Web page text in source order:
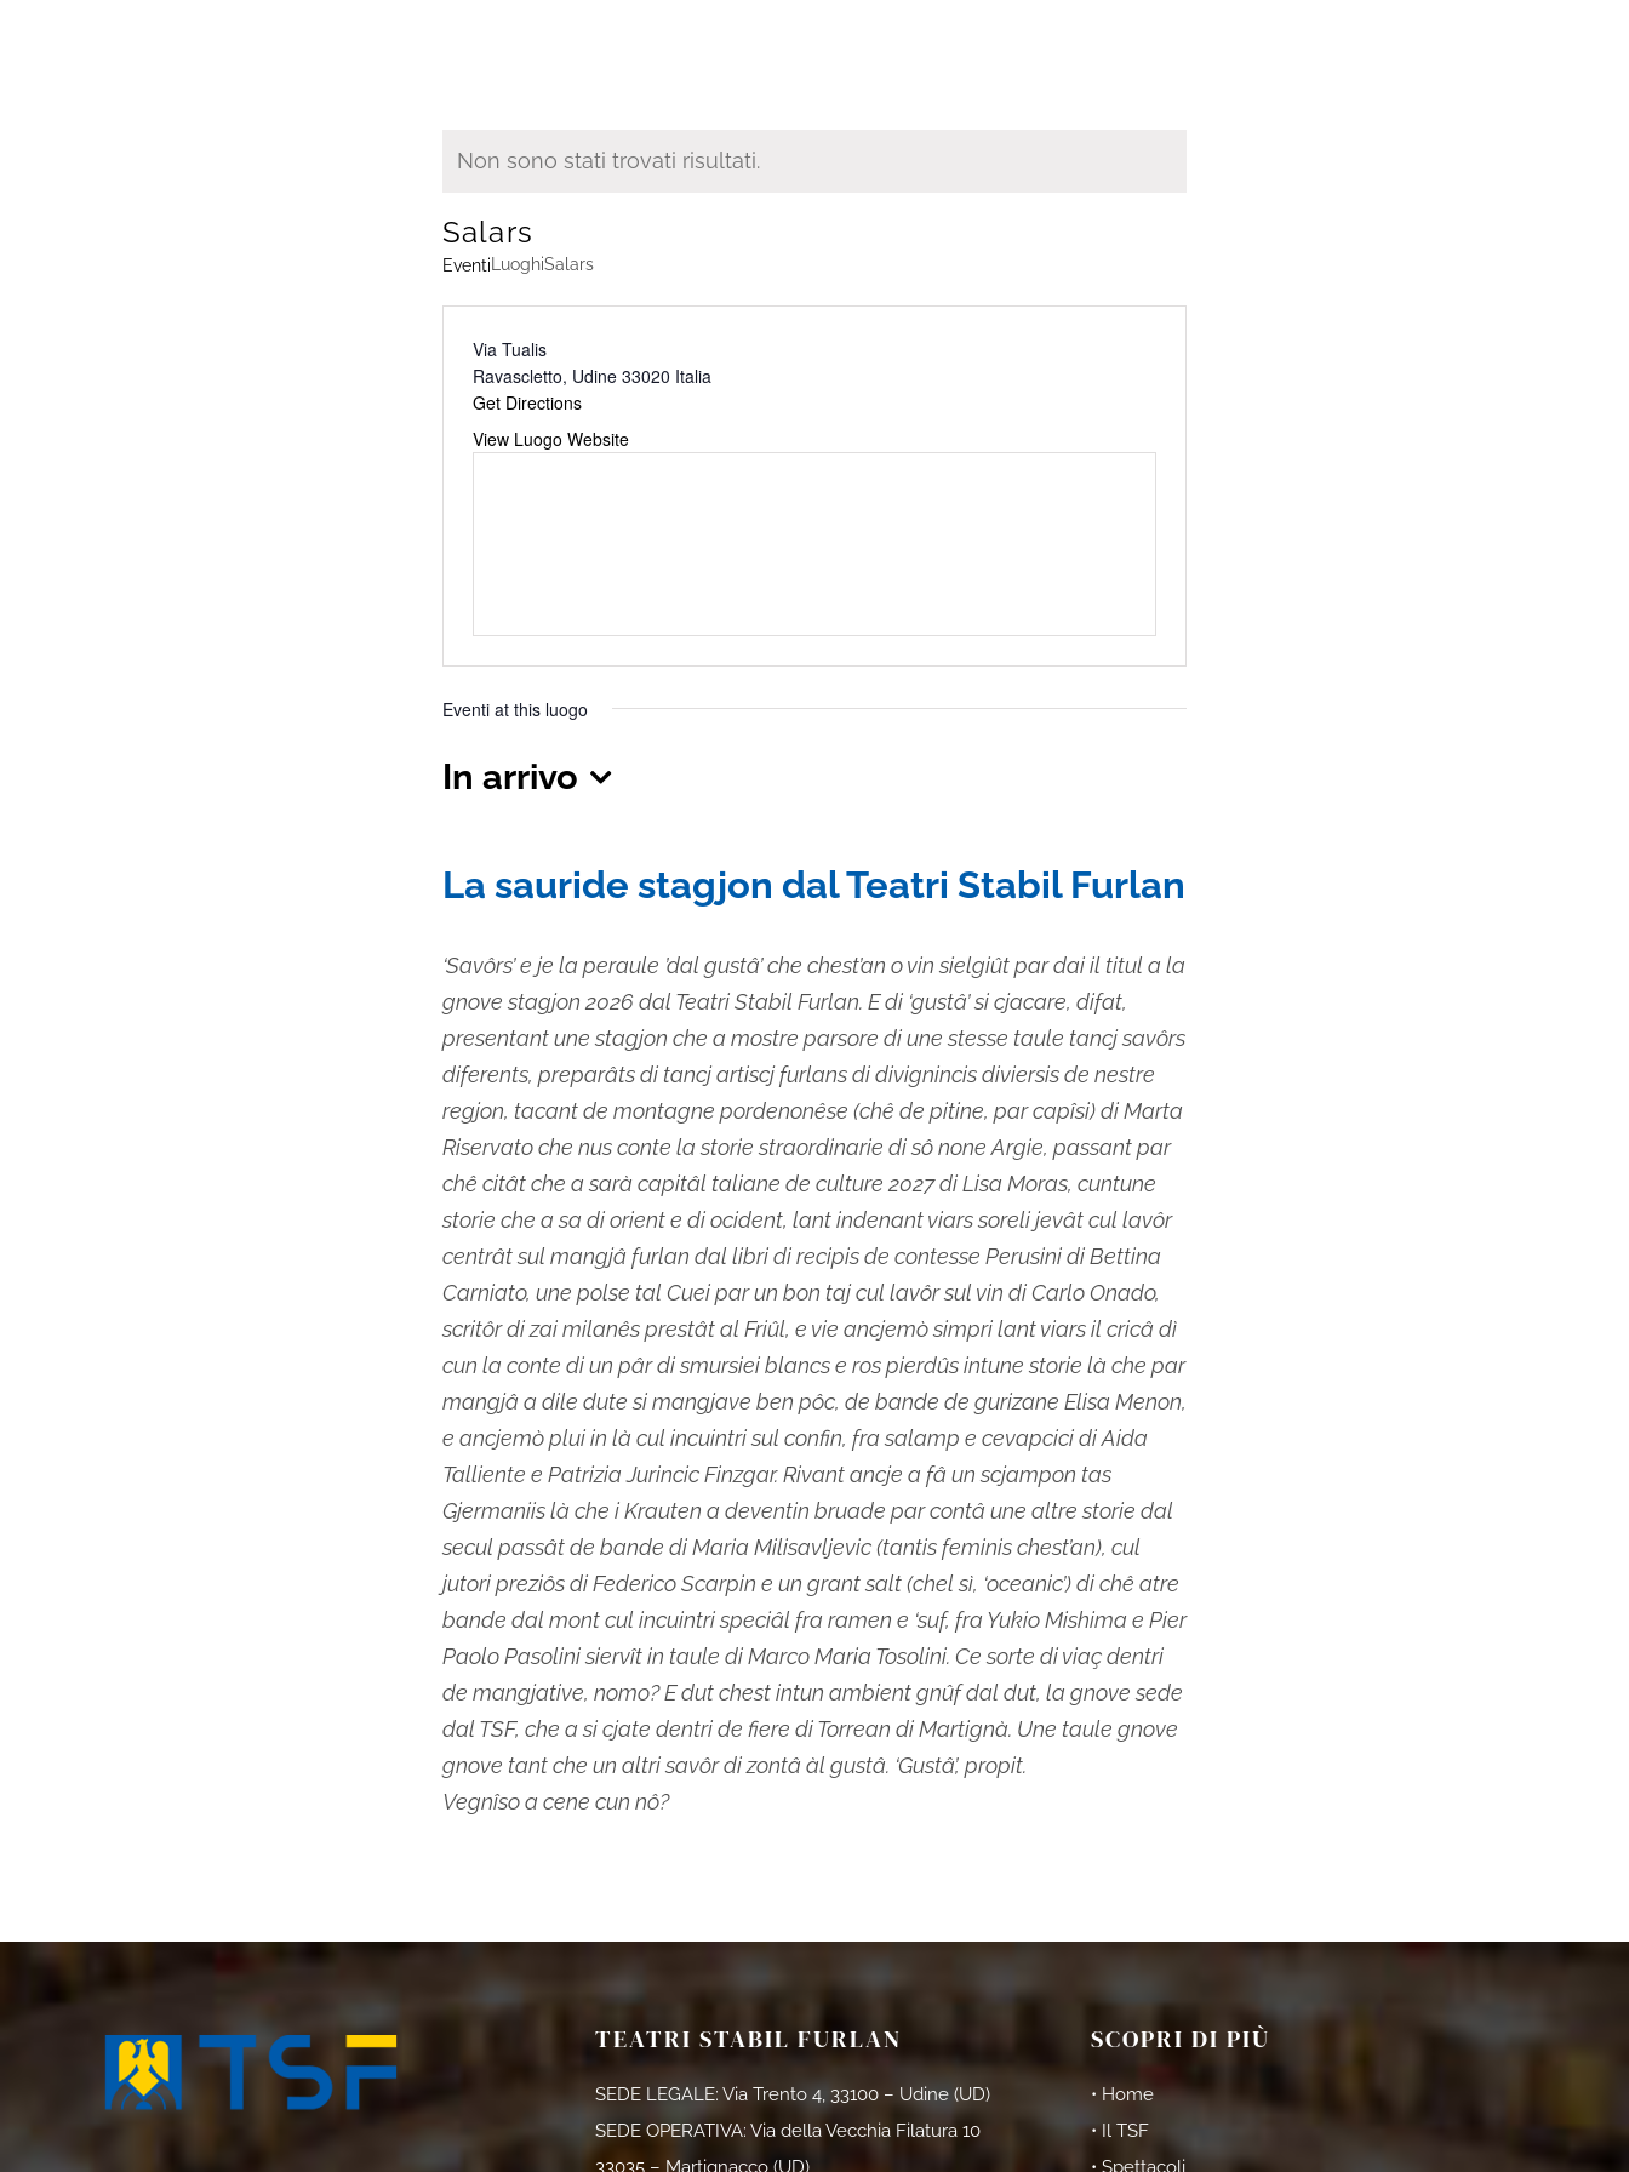
Notice
Non sono stati trovati risultati.
Salars
Eventi LuoghiSalars
Address
Via Tualis
Ravascletto, Udine 33020 Italia
Get Directions
Website
View Luogo Website
Eventi at this luogo
In arrivo
data.
La sauride stagjon dal Teatri Stabil Furlan
‘Savôrs’ e je la peraule ’dal gustâ’ che chest’an o vin sielgiût par dai il titul a la
gnove stagjon 2026 dal Teatri Stabil Furlan. E di ‘gustâ’ si cjacare, difat,
presentant une stagjon che a mostre parsore di une stesse taule tancj savôrs
diferents, preparâts di tancj artiscj furlans di divignincis diviersis de nestre
regjon, tacant de montagne pordenonêse (chê de pitine, par capîsi) di Marta
Riservato che nus conte la storie straordinarie di sô none Argie, passant par
chê citât che a sarà capitâl taliane de culture 2027 di Lisa Moras, cuntune
storie che a sa di orient e di ocident, lant indenant viars soreli jevât cul lavôr
centrât sul mangjâ furlan dal libri di recipis de contesse Perusini di Bettina
Carniato, une polse tal Cuei par un bon taj cul lavôr sul vin di Carlo Onado,
scritôr di zai milanês prestât al Friûl, e vie ancjemò simpri lant viars il cricâ dì
cun la conte di un pâr di smursiei blancs e ros pierdûs intune storie là che par
mangjâ a dile dute si mangjave ben pôc, de bande de gurizane Elisa Menon,
e ancjemò plui in là cul incuintri sul confin, fra salamp e cevapcici di Aida
Talliente e Patrizia Jurincic Finzgar. Rivant ancje a fâ un scjampon tas
Gjermaniis là che i Krauten a deventin bruade par contâ une altre storie dal
secul passât de bande di Maria Milisavljevic (tantis feminis chest’an), cul
jutori preziôs di Federico Scarpin e un grant salt (chel sì, ‘oceanic’) di chê atre
bande dal mont cul incuintri speciâl fra ramen e ‘suf, fra Yukio Mishima e Pier
Paolo Pasolini siervît in taule di Marco Maria Tosolini. Ce sorte di viaç dentri
de mangjative, nomo? E dut chest intun ambient gnûf dal dut, la gnove sede
dal TSF, che a si cjate dentri de fiere di Torrean di Martignà. Une taule gnove
gnove tant che un altri savôr di zontâ àl gustâ. ‘Gustâ’, propit.
Vegnîso a cene cun nô?
TEATRI STABIL FURLAN
SEDE LEGALE: Via Trento 4, 33100 – Udine (UD)
SEDE OPERATIVA: Via della Vecchia Filatura 10
SCOPRI DI PIÙ
• Home
• Il TSF